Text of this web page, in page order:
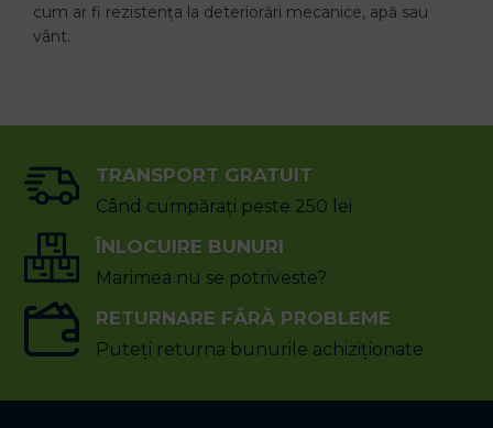
cum ar fi rezistența la deteriorări mecanice, apă sau
vânt.
TRANSPORT GRATUIT
Când cumpărați peste 250 lei
ÎNLOCUIRE BUNURI
Marimea nu se potriveste?
RETURNARE FĂRĂ PROBLEME
Puteți returna bunurile achiziționate